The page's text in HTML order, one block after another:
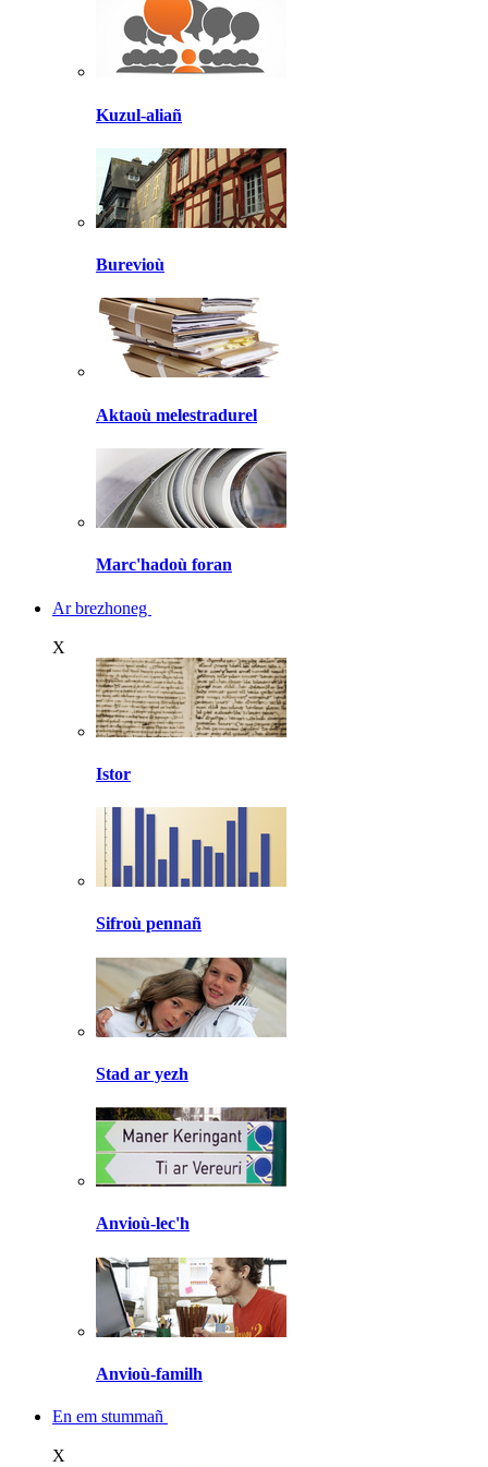
Kuzul-aliañ
Burevioù
Aktaoù melestradurel
Marc'hadoù foran
Ar brezhoneg
X
Istor
Sifroù pennañ
Stad ar yezh
Anvioù-lec'h
Anvioù-familh
En em stummañ
X